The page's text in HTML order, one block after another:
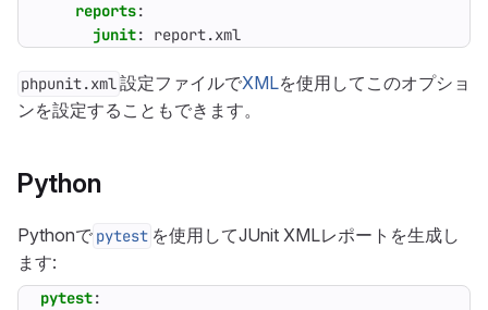
reports:
junit: report.xml
phpunit.xml設定ファイルでXMLを使用してこのオプショ
ンを設定することもできます。
Python
Pythonで pytest を使用してJUnit XMLレポートを生成し
ます:
pytest: